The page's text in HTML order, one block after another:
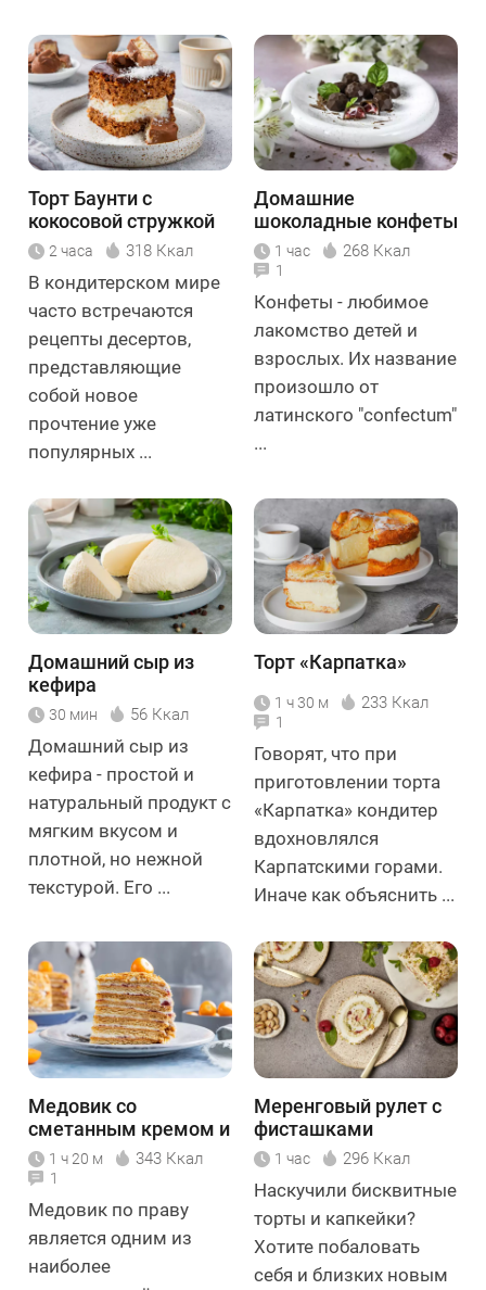
Торт Баунти с
кокосовой стружкой
2 часа 318 Ккал
В кондитерском мире
часто встречаются
рецепты десертов,
представляющие
собой новое
прочтение уже
популярных ...
Домашние
шоколадные конфеты
1 час 268 Ккал
1
Конфеты - любимое
лакомство детей и
взрослых. Их название
произошло от
латинского "confectum"
...
Домашний сыр из
кефира
30 мин 56 Ккал
Домашний сыр из
кефира - простой и
натуральный продукт с
мягким вкусом и
плотной, но нежной
текстурой. Его ...
Торт «Карпатка»
1 ч 30 м 233 Ккал
1
Говорят, что при
приготовлении торта
«Карпатка» кондитер
вдохновлялся
Карпатскими горами.
Иначе как объяснить ...
Медовик со
сметанным кремом и
ягодами
1 ч 20 м 343 Ккал
1
Медовик по праву
является одним из
наиболее
Меренговый рулет с
фисташками
1 час 296 Ккал
Наскучили бисквитные
торты и капкейки?
Хотите побаловать
себя и близких новым